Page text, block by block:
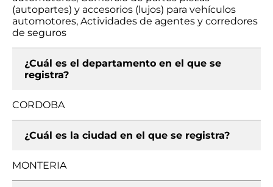
(autopartes) y accesorios (lujos) para vehículos
automotores, Actividades de agentes y corredores
de seguros
¿Cuál es el departamento en el que se
registra?
CORDOBA
¿Cuál es la ciudad en el que se registra?
MONTERIA